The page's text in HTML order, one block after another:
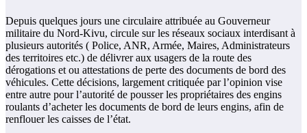
Depuis quelques jours une circulaire attribuée au Gouverneur
militaire du Nord-Kivu, circule sur les réseaux sociaux interdisant à
plusieurs autorités ( Police, ANR, Armée, Maires, Administrateurs
des territoires etc.) de délivrer aux usagers de la route des
dérogations et ou attestations de perte des documents de bord des
véhicules. Cette décisions, largement critiquée par l’opinion vise
entre autre pour l’autorité de pousser les propriétaires des engins
roulants d’acheter les documents de bord de leurs engins, afin de
renflouer les caisses de l’état.